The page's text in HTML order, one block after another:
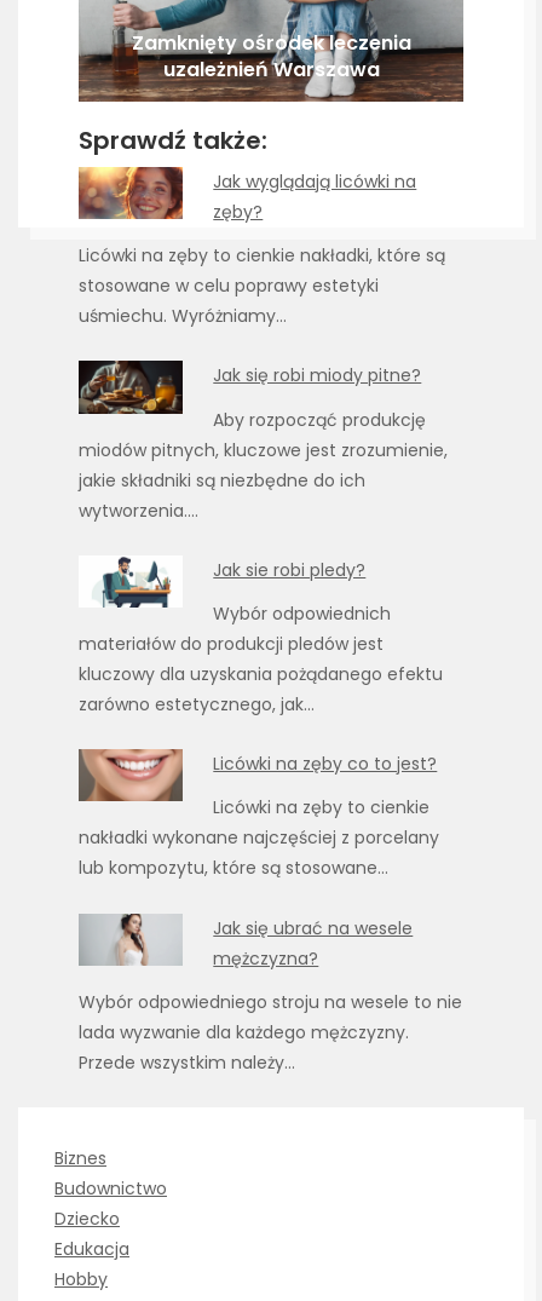
Zamknięty ośrodek leczenia
uzależnień Warszawa
Sprawdź także:
Jak wyglądają licówki na
zęby?
Licówki na zęby to cienkie nakładki, które są
stosowane w celu poprawy estetyki
uśmiechu. Wyróżniamy…
Jak się robi miody pitne?
Aby rozpocząć produkcję
miodów pitnych, kluczowe jest zrozumienie,
jakie składniki są niezbędne do ich
wytworzenia.…
Jak sie robi pledy?
Wybór odpowiednich
materiałów do produkcji pledów jest
kluczowy dla uzyskania pożądanego efektu
zarówno estetycznego, jak…
Licówki na zęby co to jest?
Licówki na zęby to cienkie
nakładki wykonane najczęściej z porcelany
lub kompozytu, które są stosowane…
Jak się ubrać na wesele
mężczyzna?
Wybór odpowiedniego stroju na wesele to nie
lada wyzwanie dla każdego mężczyzny.
Przede wszystkim należy…
Biznes
Budownictwo
Dziecko
Edukacja
Hobby